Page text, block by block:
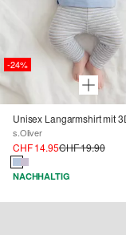
-24%
s.Oliver
CHF 14.95CHF 19.90
NACHHALTIG